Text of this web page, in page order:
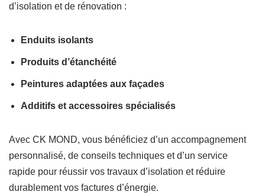
d’isolation et de rénovation :
Enduits isolants
Produits d’étanchéité
Peintures adaptées aux façades
Additifs et accessoires spécialisés
Avec CK MOND, vous bénéficiez d’un accompagnement
personnalisé, de conseils techniques et d’un service
rapide pour réussir vos travaux d’isolation et réduire
durablement vos factures d’énergie.